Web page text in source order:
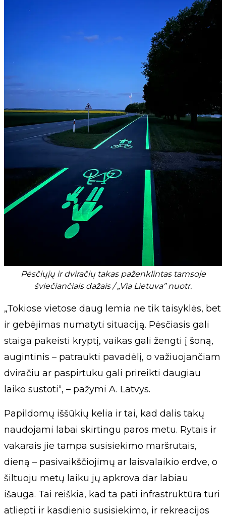
Pėsčiųjų ir dviračių takas paženklintas tamsoje
šviečiančiais dažais / „Via Lietuva” nuotr.
„Tokiose vietose daug lemia ne tik taisyklės, bet
ir gebėjimas numatyti situaciją. Pėsčiasis gali
staiga pakeisti kryptį, vaikas gali žengti į šoną,
augintinis – patraukti pavadėlį, o važiuojančiam
dviračiu ar paspirtuku gali prireikti daugiau
laiko sustoti“, – pažymi A. Latvys.
Papildomų iššūkių kelia ir tai, kad dalis takų
naudojami labai skirtingu paros metu. Rytais ir
vakarais jie tampa susisiekimo maršrutais,
dieną – pasivaikščiojimų ar laisvalaikio erdve, o
šiltuoju metų laiku jų apkrova dar labiau
išauga. Tai reiškia, kad ta pati infrastruktūra turi
atliepti ir kasdienio susisiekimo, ir rekreacijos